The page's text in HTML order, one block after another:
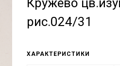
Кружево
рис.024/31
ХАРАКТЕРИСТИКИ